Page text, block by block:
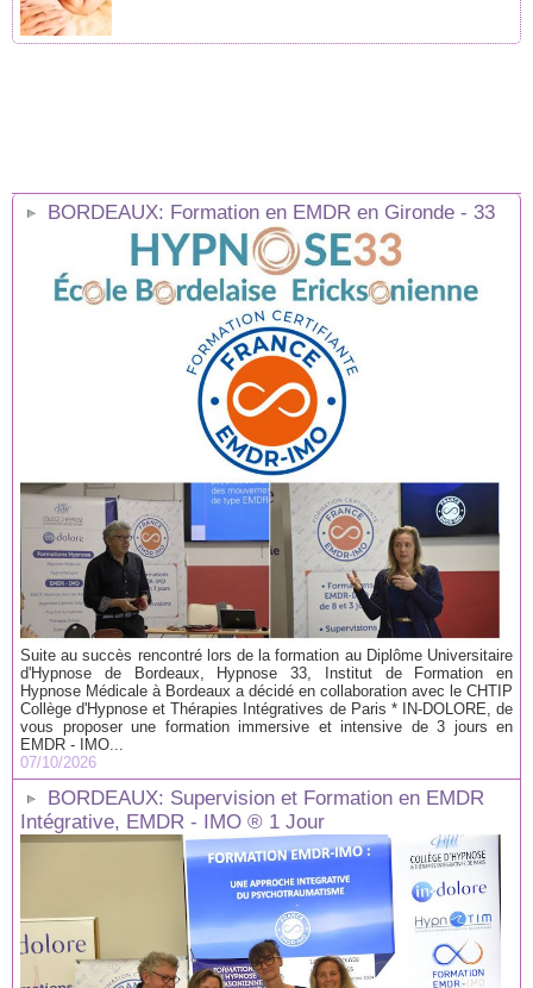
BORDEAUX: Formation en EMDR en Gironde - 33
Suite au succès rencontré lors de la formation au Diplôme Universitaire
d'Hypnose de Bordeaux, Hypnose 33, Institut de Formation en
Hypnose Médicale à Bordeaux a décidé en collaboration avec le CHTIP
Collège d'Hypnose et Thérapies Intégratives de Paris * IN-DOLORE, de
vous proposer une formation immersive et intensive de 3 jours en
EMDR - IMO...
07/10/2026
BORDEAUX: Supervision et Formation en EMDR
Intégrative, EMDR - IMO ® 1 Jour